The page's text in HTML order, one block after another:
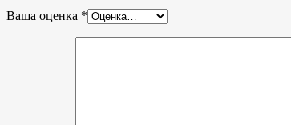
Ваша оценка *